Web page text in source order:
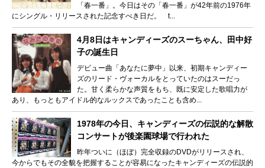
「春一番」。今日はその「春一番」が42年前の1976年
にシングル・リリースされた記念すべき日だ。 t...
4月8日はキャンディーズのスーちゃん、田中好
子の誕生日
デビュー曲「あなたに夢中」以来、初期キャンディー
ズのリード・ヴォーカルをとっていたのはスーだっ
た。甘く柔らかな声質をもち、既に安定した歌唱力が
あり、もっともアイドル的なルックスであったことも含め...
1978年の今日、キャンディーズの伝説的な解散
コンサートが後楽園球場で行われた
昨年ついに（ほぼ）完全収録のDVDがリリースされ、
今からでもその全貌を把握することが容易になったキャンディーズの伝説的